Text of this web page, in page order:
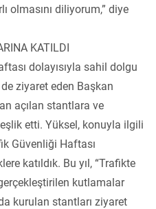
olmasını diliyorum,” diye
KATILDI
dolayısıyla sahil dolgu
ziyaret eden Başkan
açılan stantlara ve
etti. Yüksel, konuyla ilgili
Güvenliği Haftası
katıldık. Bu yıl, “Trafikte
kutlamalar
kurulan stantları ziyaret